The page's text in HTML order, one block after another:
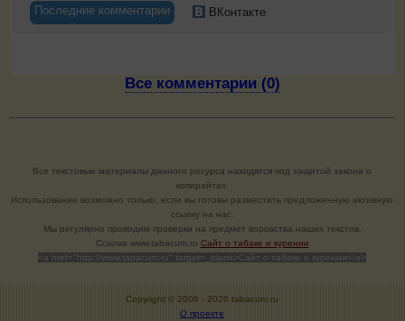
Последние комментарии ВКонтакте
Все комментарии (0)
Все текстовые материалы данного ресурса находятся под защитой закона о
копирайтах.
Использование возможно только, если вы готовы разместить предложенную активную
ссылку на нас.
Мы регулярно проводим проверки на предмет воровства наших текстов.
Cсылка www.tabacum.ru Сайт о табаке и курении
<a href="http://www.tabacum.ru" target=_blank>Сайт о табаке и курении</a>
Copyright © 2006 - 2026 tabacum.ru
О проекте